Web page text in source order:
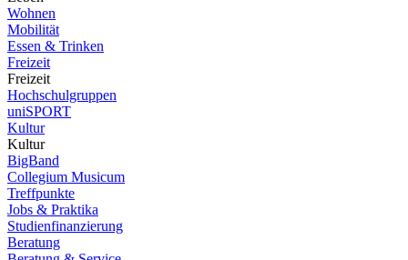
Wohnen
Mobilität
Essen & Trinken
Freizeit
Freizeit
Hochschulgruppen
uniSPORT
Kultur
Kultur
BigBand
Collegium Musicum
Treffpunkte
Jobs & Praktika
Studienfinanzierung
Beratung